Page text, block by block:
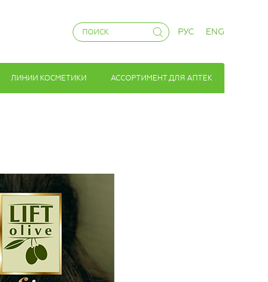
РУС ENG
ЛИНИИ КОСМЕТИКИ АССОРТИМЕНТ ДЛЯ АПТЕК